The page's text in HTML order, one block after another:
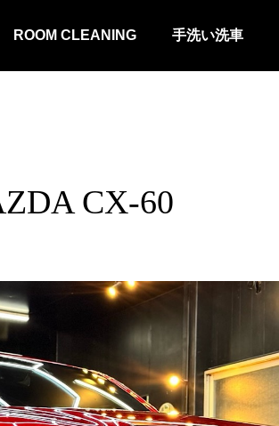
ROOM CLEANING 手洗い洗車
CX-60